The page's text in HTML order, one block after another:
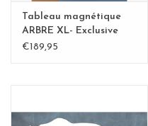
Tableau magnétique
ARBRE XL- Exclusive
Kamakura BLvert -
€189,95